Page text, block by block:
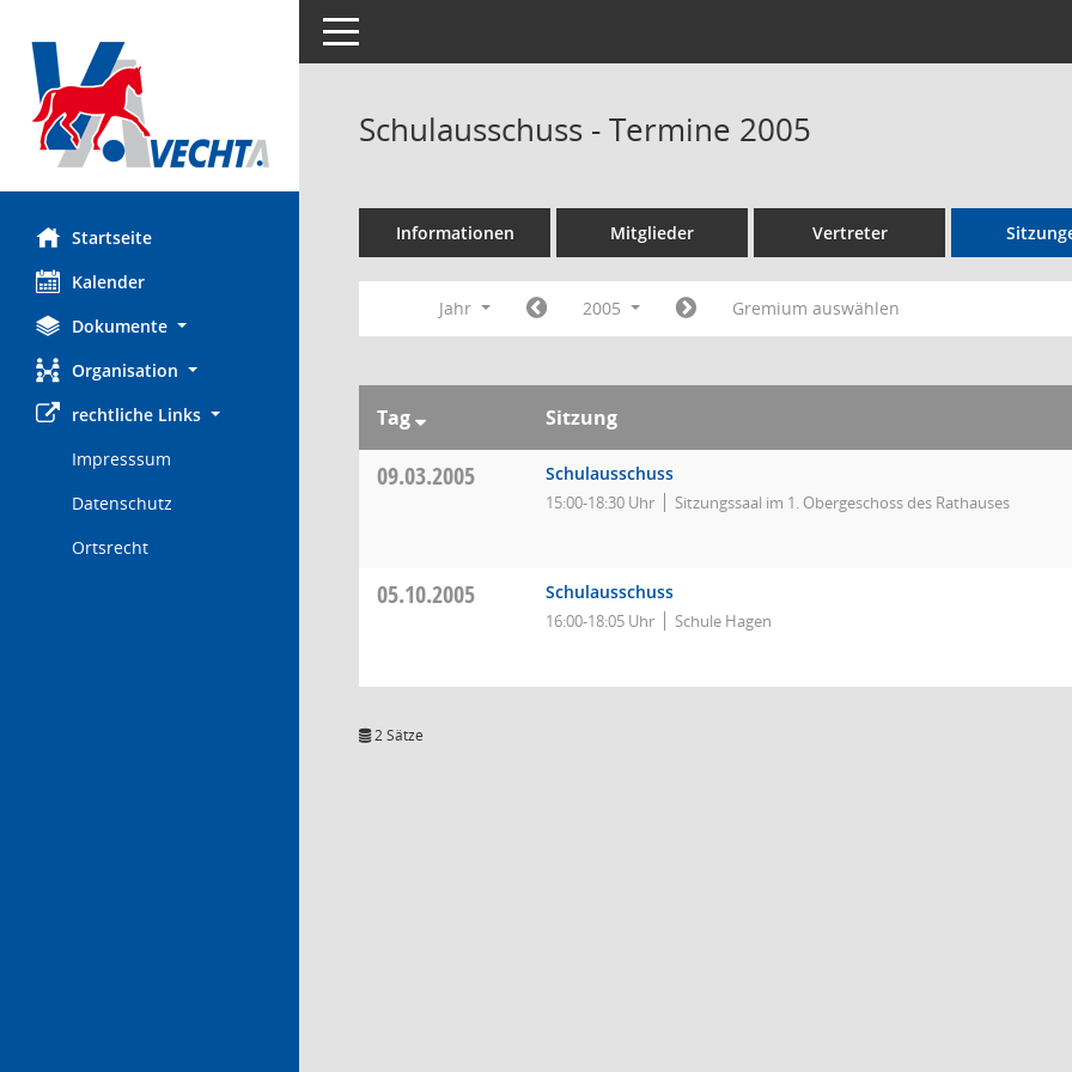
Startseite
Kalender
Dokumente
Organisation
rechtliche Links
Impresssum
Datenschutz
Ortsrecht
Toggle navigation
Schulausschuss - Termine 2005
Informationen Mitglieder Vertreter
Jahr 2005 Gremium auswählen
Tag Sitzung
09.03.2005 Schulausschuss
15:00-18:30 Uhr Sitzungssaal im 1. Obergeschoss des Rathauses
05.10.2005 Schulausschuss
16:00-18:05 Uhr Schule Hagen
2 Sätze